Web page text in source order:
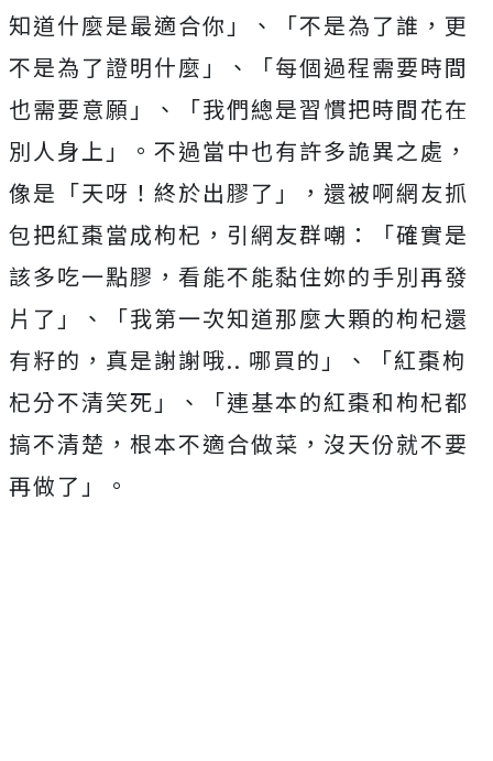
知道什麼是最適合你」、「不是為了誰，更
不是為了證明什麼」、「每個過程需要時間
也需要意願」、「我們總是習慣把時間花在
別人身上」。不過當中也有許多詭異之處，
像是「天呀！終於出膠了」，還被啊網友抓
包把紅棗當成枸杞，引網友群嘲：「確實是
該多吃一點膠，看能不能黏住妳的手別再發
片了」、「我第一次知道那麼大顆的枸杞還
有籽的，真是謝謝哦.. 哪買的」、「紅棗枸
杞分不清笑死」、「連基本的紅棗和枸杞都
搞不清楚，根本不適合做菜，沒天份就不要
再做了」。